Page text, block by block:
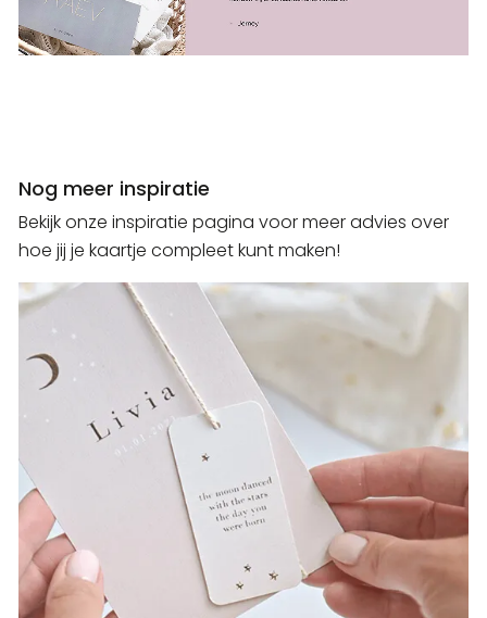
Nog meer inspiratie
Bekijk onze inspiratie pagina voor meer advies over
hoe jij je kaartje compleet kunt maken!